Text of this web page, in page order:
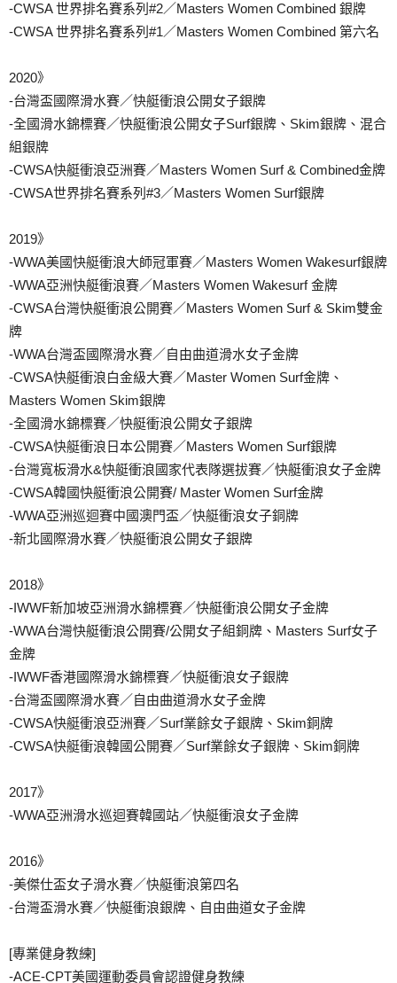
-CWSA 世界排名賽系列#2／Masters Women Combined 銀牌
-CWSA 世界排名賽系列#1／Masters Women Combined 第六名
2020》
-台灣盃國際滑水賽／快艇衝浪公開女子銀牌
-全國滑水錦標賽／快艇衝浪公開女子Surf銀牌、Skim銀牌、混合
組銀牌
-CWSA快艇衝浪亞洲賽／Masters Women Surf & Combined金牌
-CWSA世界排名賽系列#3／Masters Women Surf銀牌
2019》
-WWA美國快艇衝浪大師冠軍賽／Masters Women Wakesurf銀牌
-WWA亞洲快艇衝浪賽／Masters Women Wakesurf 金牌
-CWSA台灣快艇衝浪公開賽／Masters Women Surf & Skim雙金
牌
-WWA台灣盃國際滑水賽／自由曲道滑水女子金牌
-CWSA快艇衝浪白金級大賽／Master Women Surf金牌、
Masters Women Skim銀牌
-全國滑水錦標賽／快艇衝浪公開女子銀牌
-CWSA快艇衝浪日本公開賽／Masters Women Surf銀牌
-台灣寬板滑水&快艇衝浪國家代表隊選拔賽／快艇衝浪女子金牌
-CWSA韓國快艇衝浪公開賽/ Master Women Surf金牌
-WWA亞洲巡迴賽中國澳門盃／快艇衝浪女子銅牌
-新北國際滑水賽／快艇衝浪公開女子銀牌
2018》
-IWWF新加坡亞洲滑水錦標賽／快艇衝浪公開女子金牌
-WWA台灣快艇衝浪公開賽/公開女子組銅牌、Masters Surf女子
金牌
-IWWF香港國際滑水錦標賽／快艇衝浪女子銀牌
-台灣盃國際滑水賽／自由曲道滑水女子金牌
-CWSA快艇衝浪亞洲賽／Surf業餘女子銀牌、Skim銅牌
-CWSA快艇衝浪韓國公開賽／Surf業餘女子銀牌、Skim銅牌
2017》
-WWA亞洲滑水巡迴賽韓國站／快艇衝浪女子金牌
2016》
-美傑仕盃女子滑水賽／快艇衝浪第四名
-台灣盃滑水賽／快艇衝浪銀牌、自由曲道女子金牌
[專業健身教練]
-ACE-CPT美國運動委員會認證健身教練